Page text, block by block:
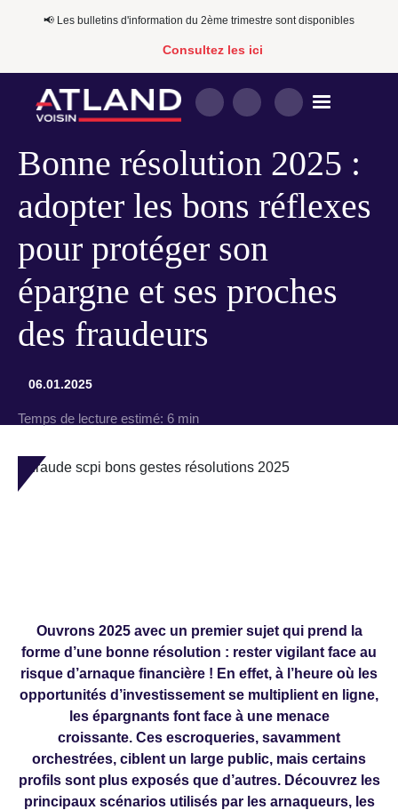
📢​​ Les bulletins d'information du 2ème trimestre sont disponibles
Consultez les ici
Bonne résolution 2025 :
adopter les bons réflexes
pour protéger son
épargne et ses proches
des fraudeurs
06.01.2025
Temps de lecture estimé: 6 min
Ouvrons 2025 avec un premier sujet qui prend la
forme d’une bonne résolution : rester vigilant face au
risque d’arnaque financière ! En effet, à l’heure où les
opportunités d’investissement se multiplient en ligne,
les épargnants font face à une menace
croissante. Ces escroqueries, savamment
orchestrées, ciblent un large public, mais certains
profils sont plus exposés que d’autres. Découvrez les
principaux scénarios utilisés par les arnaqueurs, les